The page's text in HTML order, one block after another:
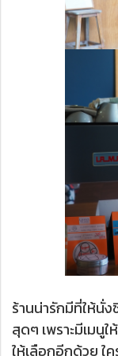
ร้านน่ารักมีที่ให้นั่
สุดๆ เพราะมีเมนู
ให้เลือกอีกด้วย ใ